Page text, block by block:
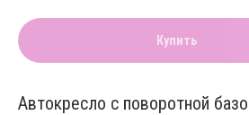
Купить
Автокресло с поворотной